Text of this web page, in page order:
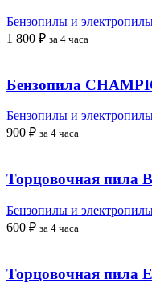
Бензопилы и
1 800 ₽ за 4 часа
Бензопила
Бензопилы и
900 ₽ за 4 часа
Торцовочная пила
Бензопилы и
600 ₽ за 4 часа
Торцовочная пила